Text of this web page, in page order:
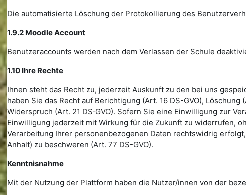
Die automatisierte Löschung der Protokollierung des
1.9.2 Moodle Account
Benutzeraccounts werden nach dem Verlassen der Schule
1.10 Ihre Rechte
Ihnen steht das Recht zu, jederzeit Auskunft zu den bei uns
haben Sie das Recht auf Berichtigung (Art. 16 DS-GVO),
Widerspruch (Art. 21 DS‑GVO). Sofern Sie eine Einwilligung zur
Einwilligung jederzeit mit Wirkung für die Zukunft zu widerrufen,
Verarbeitung Ihrer personenbezogenen Daten rechtswidrig
Anhalt) zu beschweren (Art. 77 DS-GVO).
Kenntnisnahme
Mit der Nutzung der Plattform haben die Nutzer/innen von der